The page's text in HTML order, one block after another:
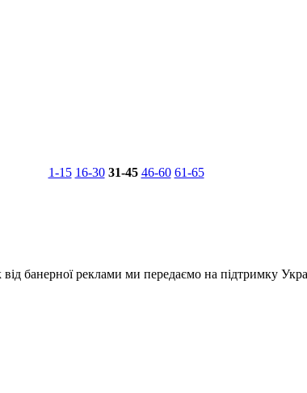
1-15 16-30 31-45 46-60 61-65
від банерної реклами ми передаємо на підтримку